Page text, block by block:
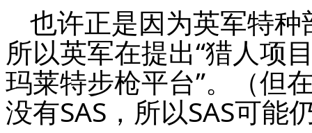
也许正是因为英军特
所以英军在提出“猎人项
玛莱特步枪平台”。（但
没有SAS，所以SAS可能